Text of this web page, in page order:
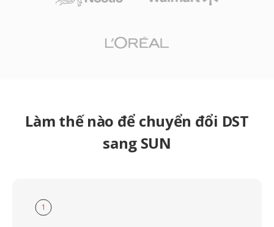
Làm thế nào để chuyển đổi DST
sang SUN
1